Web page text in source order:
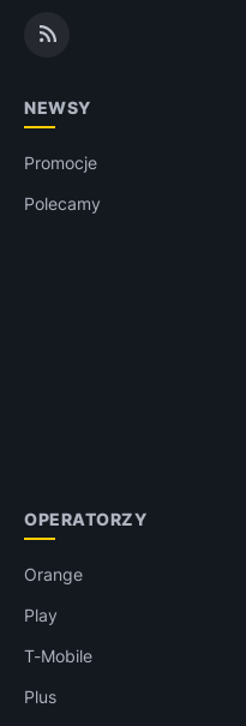
NEWSY
Promocje
Polecamy
OPERATORZY
Orange
Play
T-Mobile
Plus